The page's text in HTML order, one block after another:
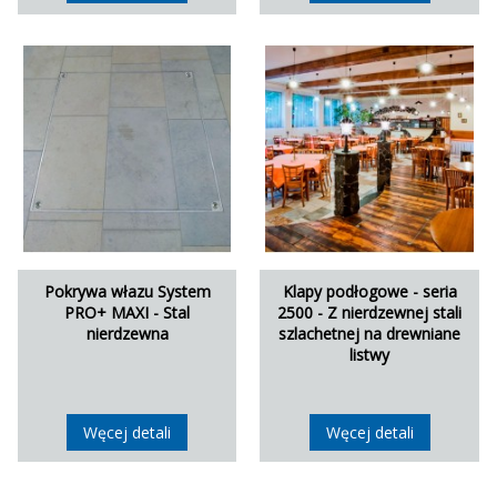
Pokrywa włazu System
PRO+ MAXI - Stal
nierdzewna
Węcej detali
Klapy podłogowe - seria
2500 - Z nierdzewnej stali
szlachetnej na drewniane
listwy
Węcej detali